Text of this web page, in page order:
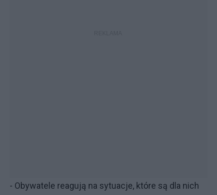
- Obywatele reagują na sytuacje, które są dla nich